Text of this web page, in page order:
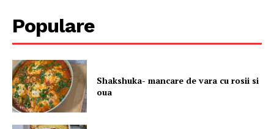
Populare
Shakshuka- mancare de vara cu rosii si
oua